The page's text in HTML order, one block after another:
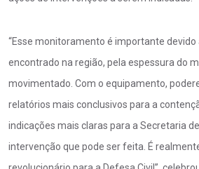
“Esse monitoramento é importante
encontrado na região, pela espessura do
movimentado. Com o equipamento,
relatórios mais conclusivos para a
indicações mais claras para a Secretaria
intervenção que pode ser feita. É